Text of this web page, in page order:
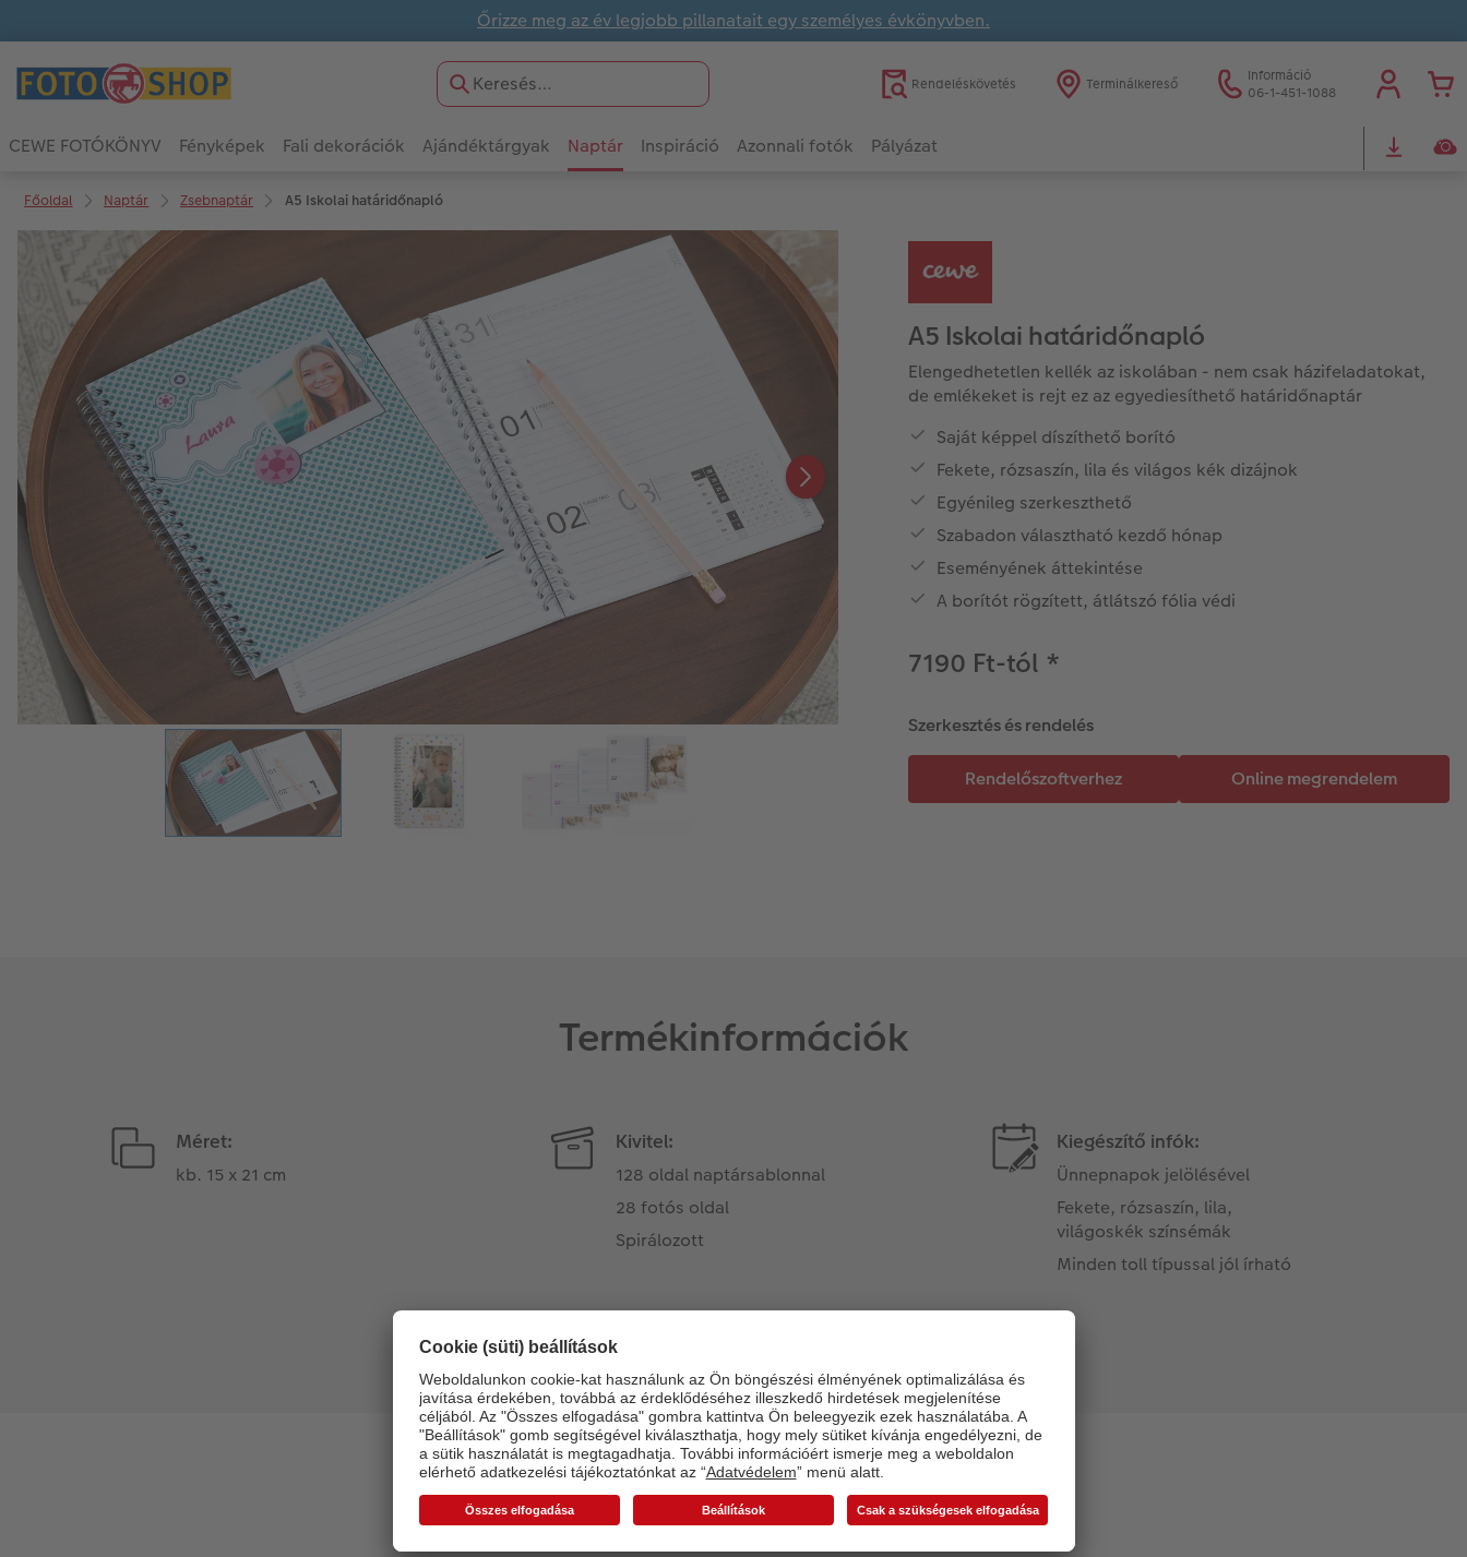
Őrizze meg az év legjobb pillanatait egy személyes évkönyvben.
Rendeléskövetés Terminálkereső
Információ
06-1-451-1088
CEWE FOTÓKÖNYV Fényképek Fali dekorációk Ajándéktárgyak Naptár Inspiráció Azonnali fotók Pályázat
Főoldal Naptár Zsebnaptár A5 Iskolai határidőnapló
A5 Iskolai határidőnapló
Elengedhetetlen kellék az iskolában - nem csak házifeladatokat,
de emlékeket is rejt ez az egyediesíthető határidőnaptár
Saját képpel díszíthető borító
Fekete, rózsaszín, lila és világos kék dizájnok
Egyénileg szerkeszthető
Szabadon választható kezdő hónap
Eseményének áttekintése
A borítót rögzített, átlátszó fólia védi
7190 Ft-tól *
Szerkesztés és rendelés
Termékinformációk
Méret:
kb. 15 x 21 cm
Kivitel:
128 oldal naptársablonnal
28 fotós oldal
Spirálozott
Kiegészítő infók:
Ünnepnapok jelölésével
Fekete, rózsaszín, lila,
világoskék színsémák
Minden toll típussal jól írható
Bővebben minőségi papírunkról